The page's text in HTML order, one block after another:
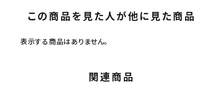
この商品を見た人が他に見た商品
表示する商品はありません。
関連商品